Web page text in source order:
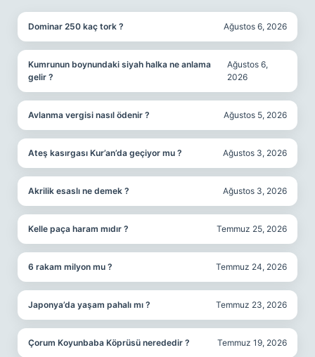
Dominar 250 kaç tork ? Ağustos 6, 2026
Kumrunun boynundaki siyah halka ne anlama
gelir ?
Ağustos 6,
2026
Avlanma vergisi nasıl ödenir ? Ağustos 5, 2026
Ateş kasırgası Kur’an’da geçiyor mu ? Ağustos 3, 2026
Akrilik esaslı ne demek ? Ağustos 3, 2026
Kelle paça haram mıdır ? Temmuz 25, 2026
6 rakam milyon mu ? Temmuz 24, 2026
Japonya’da yaşam pahalı mı ? Temmuz 23, 2026
Çorum Koyunbaba Köprüsü nerededir ? Temmuz 19, 2026